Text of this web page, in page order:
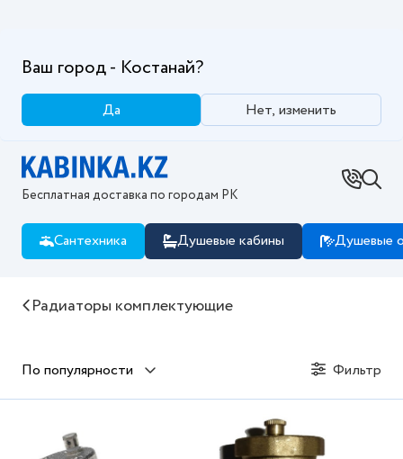
Ваш город - Костанай?
Да Нет, изменить
Бесплатная доставка по городам РК
Сантехника Душевые кабины Душевые
Купить Радиаторы комплектующие в интернет
Радиаторы комплектующие
По популярности Фильтр